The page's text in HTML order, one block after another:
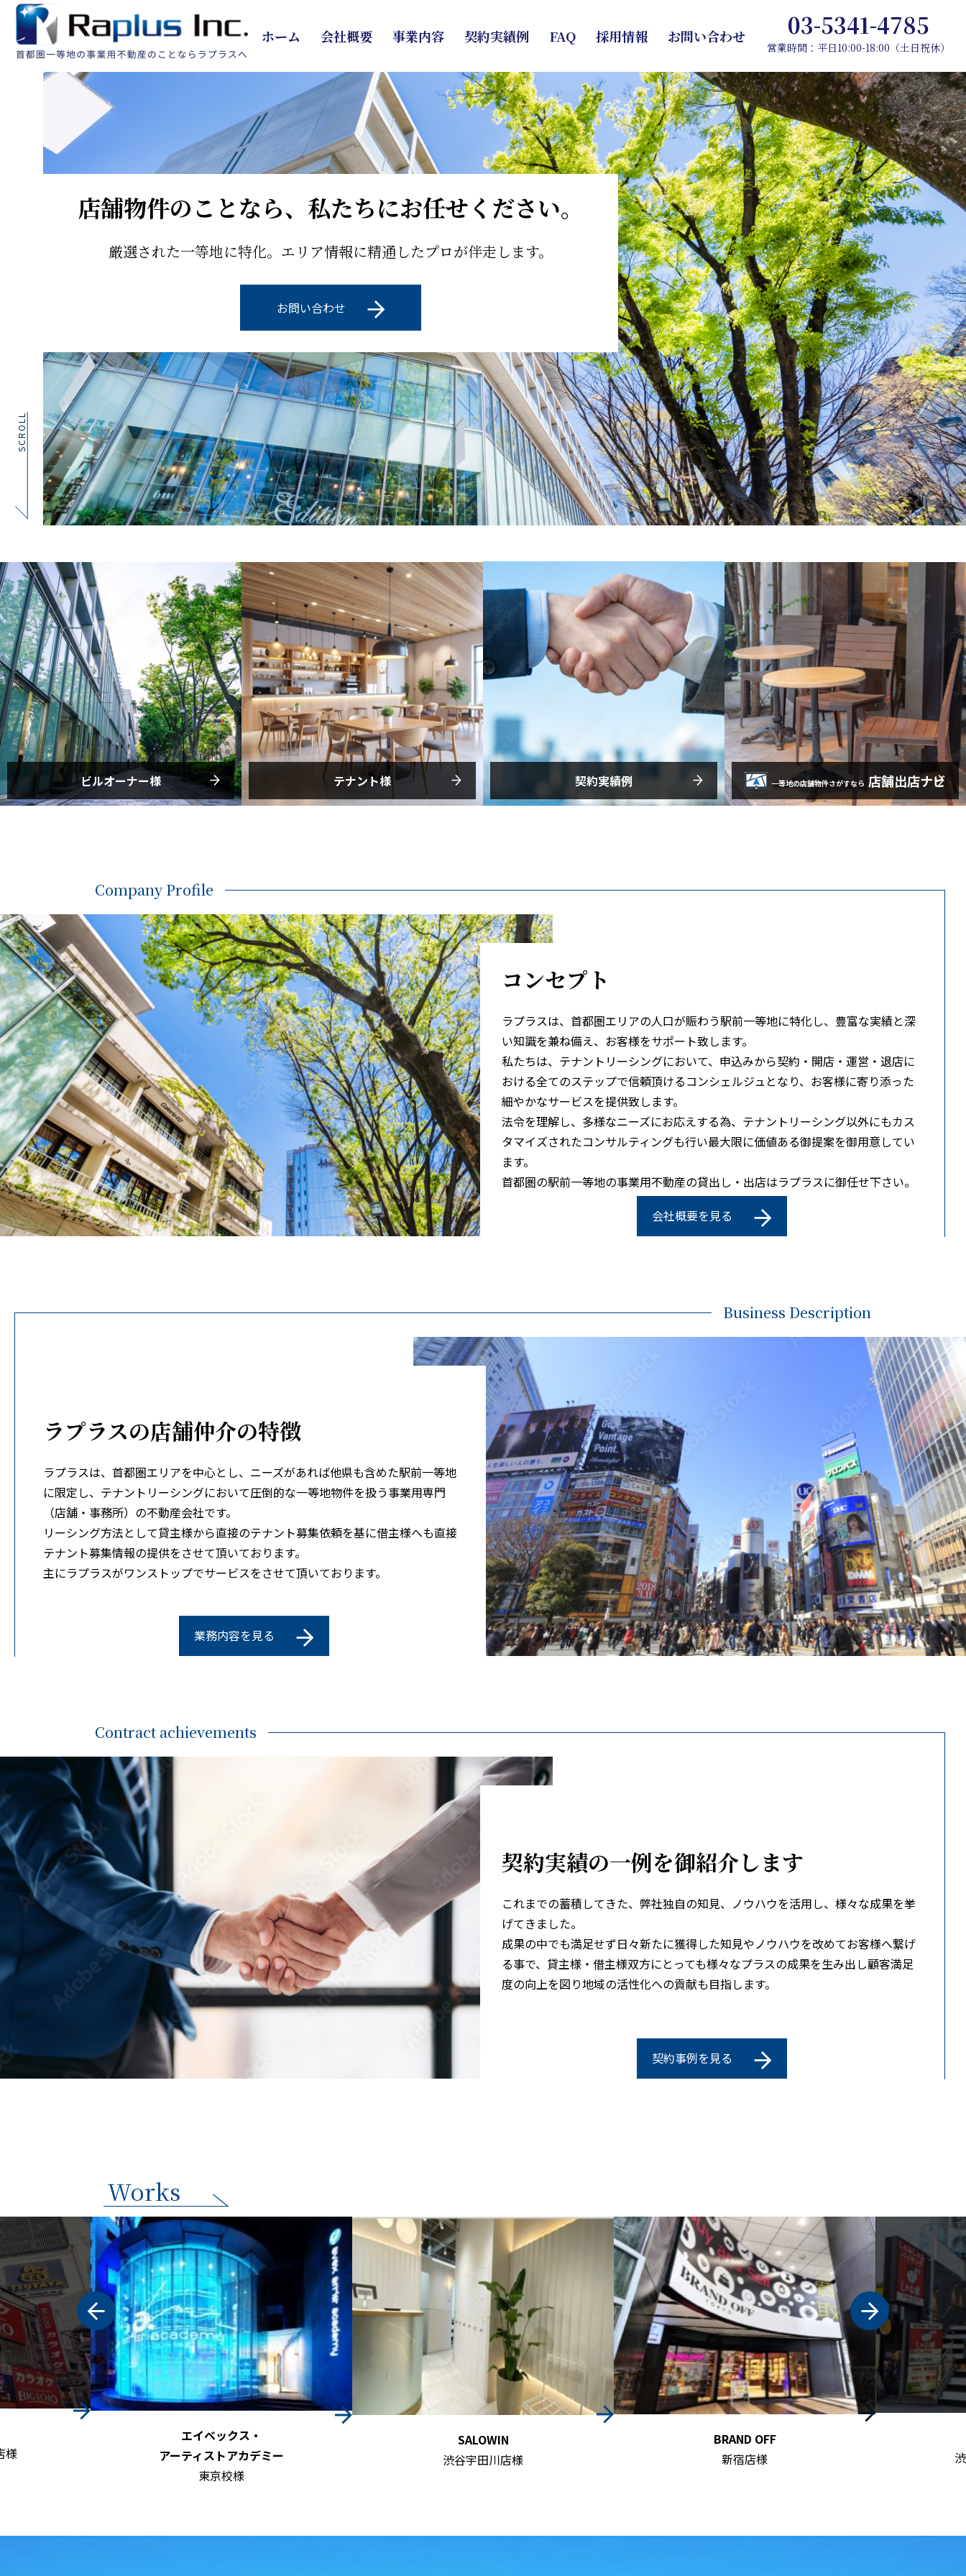
ホーム 会社概要 事業内容 契約実績例 FAQ 採用情報 お問い合わせ 03-5341-4785
営業時間：平日10:00-18:00（土日祝休）
店舗物件のことなら、私たちにお任せください。
厳選された一等地に特化。エリア情報に精通したプロが伴走します。
お問い合わせ
SCROLL
ビルオーナー様
詳細はこちら
テナント様
をもって提案させて頂きます。
詳細はこちら
契約実績例
い。
一等地の店舗物件さがすなら 店舗出店ナビ
Company Profile
コンセプト
ラプラスは、首都圏エリアの人口が賑わう駅前一等地に特化し、豊富な実績と深
い知識を兼ね備え、お客様をサポート致します。
私たちは、テナントリーシングにおいて、申込みから契約・開店・運営・退店に
おける全てのステップで信頼頂けるコンシェルジュとなり、お客様に寄り添った
細やかなサービスを提供致します。
法令を理解し、多様なニーズにお応えする為、テナントリーシング以外にもカス
タマイズされたコンサルティングも行い最大限に価値ある御提案を御用意してい
ます。
首都圏の駅前一等地の事業用不動産の貸出し・出店はラプラスに御任せ下さい。
会社概要を見る
Business Description
ラプラスの店舗仲介の特徴
ラプラスは、首都圏エリアを中心とし、ニーズがあれば他県も含めた駅前一等地
に限定し、テナントリーシングにおいて圧倒的な一等地物件を扱う事業用専門
（店舗・事務所）の不動産会社です。
リーシング方法として貸主様から直接のテナント募集依頼を基に借主様へも直接
テナント募集情報の提供をさせて頂いております。
主にラプラスがワンストップでサービスをさせて頂いております。
業務内容を見る
Contract achievements
契約実績の一例を御紹介します
これまでの蓄積してきた、弊社独自の知見、ノウハウを活用し、様々な成果を挙
げてきました。
成果の中でも満足せず日々新たに獲得した知見やノウハウを改めてお客様へ繋げ
る事で、貸主様・借主様双方にとっても様々なプラスの成果を生み出し顧客満足
度の向上を図り地域の活性化への貢献も目指します。
契約事例を見る
Works
ー
SALOWIN
渋谷宇田川店様
BRAND OFF
新宿店様
しゃぶ葉
渋谷井の頭通り店様